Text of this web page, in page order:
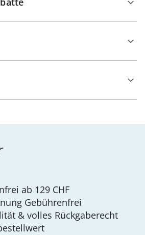
ab 129 CHF
Gebührenfrei
& volles Rückgaberecht